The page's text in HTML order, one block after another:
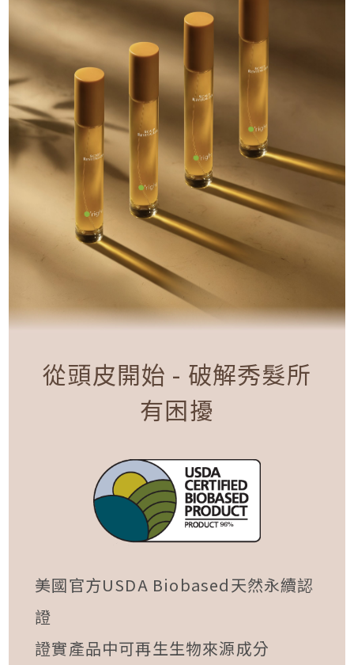
從頭皮開始 - 破解秀髮所
有困擾
美國官方USDA Biobased天然永續認
證
證實產品中可再生生物來源成分